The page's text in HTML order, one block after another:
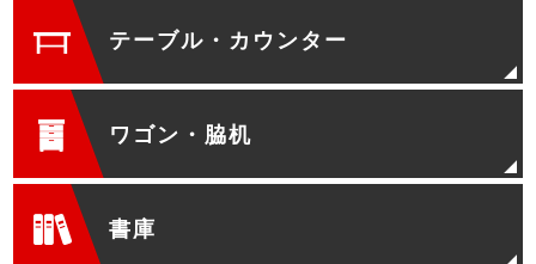
テーブル・カウンター
ワゴン・脇机
書庫